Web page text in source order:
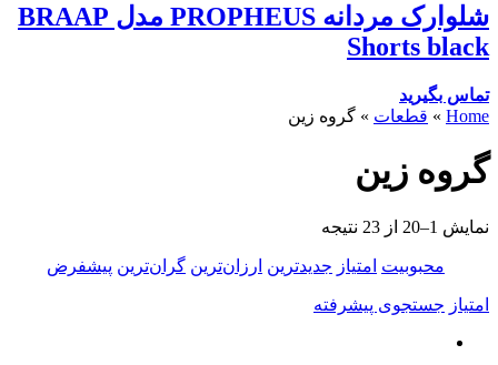
شلوارک مردانه PROPHEUS مدل BRAAP
Shorts black
تماس بگیرید
Home
» قطعات » گروه زین
گروه زین
نمایش 1–20 از 23 نتیجه
محبوبیت امتیاز جدیدترین ارزان‌ترین گران‌ترین پیشفرض
امتیاز جستجوی پیشرفته